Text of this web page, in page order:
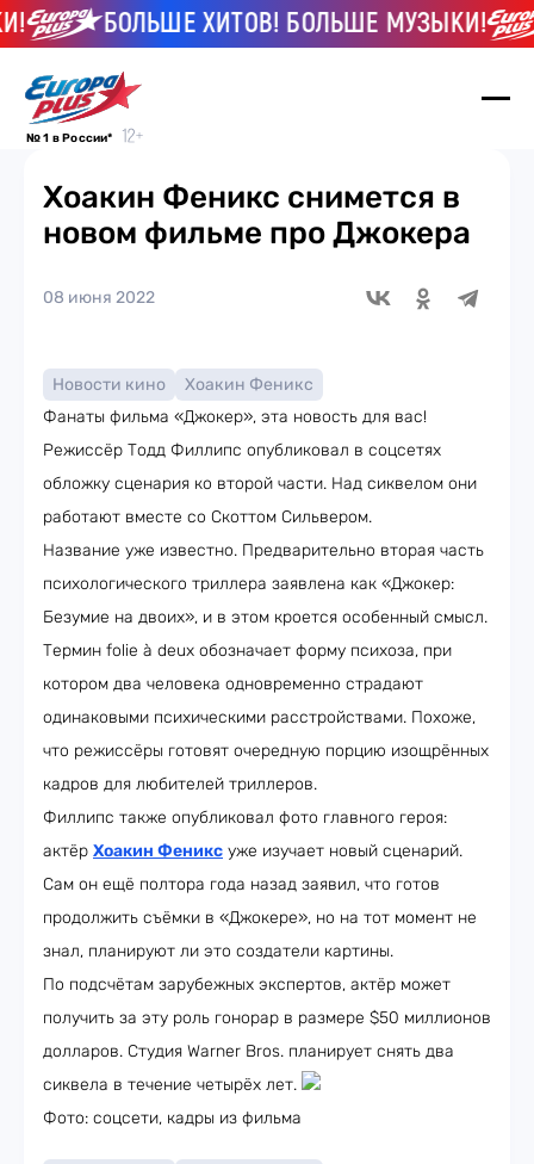
БОЛЬШЕ ХИТОВ! БОЛЬШЕ МУЗЫКИ!
№ 1 в России*
Хоакин Феникс снимется в
новом фильме про Джокера
08 июня 2022
Новости кино
Хоакин Феникс
Фанаты фильма «Джокер», эта новость для вас!
Режиссёр Тодд Филлипс опубликовал в соцсетях
обложку сценария ко второй части. Над сиквелом они
работают вместе со Скоттом Сильвером.
Название уже известно. Предварительно вторая часть
психологического триллера заявлена как «Джокер:
Безумие на двоих», и в этом кроется особенный смысл.
Термин folie à deux обозначает форму психоза, при
котором два человека одновременно страдают
одинаковыми психическими расстройствами. Похоже,
что режиссёры готовят очередную порцию изощрённых
кадров для любителей триллеров.
Филлипс также опубликовал фото главного героя:
актёр Хоакин Феникс уже изучает новый сценарий.
Сам он ещё полтора года назад заявил, что готов
продолжить съёмки в «Джокере», но на тот момент не
знал, планируют ли это создатели картины.
По подсчётам зарубежных экспертов, актёр может
получить за эту роль гонорар в размере $50 миллионов
долларов. Студия Warner Bros. планирует снять два
сиквела в течение четырёх лет.
Фото: соцсети, кадры из фильма